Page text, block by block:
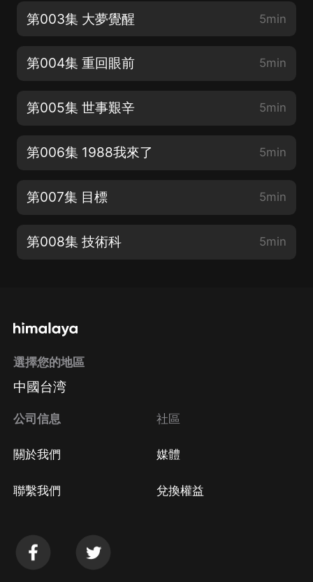
第003集 大夢覺醒 5min
第004集 重回眼前 5min
第005集 世事艱辛 5min
第006集 1988我來了 5min
第007集 目標 5min
第008集 技術科 5min
選擇您的地區
中國台湾
公司信息
關於我們
聯繫我們
社區
媒體
兌換權益